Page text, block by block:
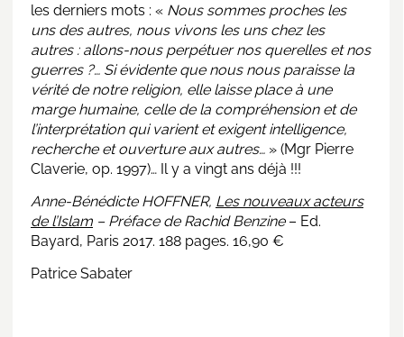
les derniers mots : « Nous sommes proches les
uns des autres, nous vivons les uns chez les
autres : allons-nous perpétuer nos querelles et nos
guerres ?… Si évidente que nous nous paraisse la
vérité de notre religion, elle laisse place à une
marge humaine, celle de la compréhension et de
l’interprétation qui varient et exigent intelligence,
recherche et ouverture aux autres… » (Mgr Pierre
Claverie, op. 1997)… Il y a vingt ans déjà !!!
Anne-Bénédicte HOFFNER, Les nouveaux acteurs
de l’Islam – Préface de Rachid Benzine– Ed.
Bayard, Paris 2017. 188 pages. 16,90 €
Patrice Sabater